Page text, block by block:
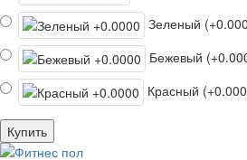
Зеленый
Бежевый
Красный
Купить